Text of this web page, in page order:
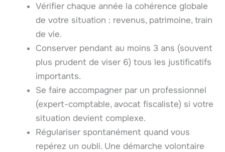
Vérifier chaque année la cohérence globale
de votre situation : revenus, patrimoine, train
de vie.
Conserver pendant au moins 3 ans (souvent
plus prudent de viser 6) tous les justificatifs
importants.
Se faire accompagner par un professionnel
(expert-comptable, avocat fiscaliste) si votre
situation devient complexe.
Régulariser spontanément quand vous
repérez un oubli. Une démarche volontaire